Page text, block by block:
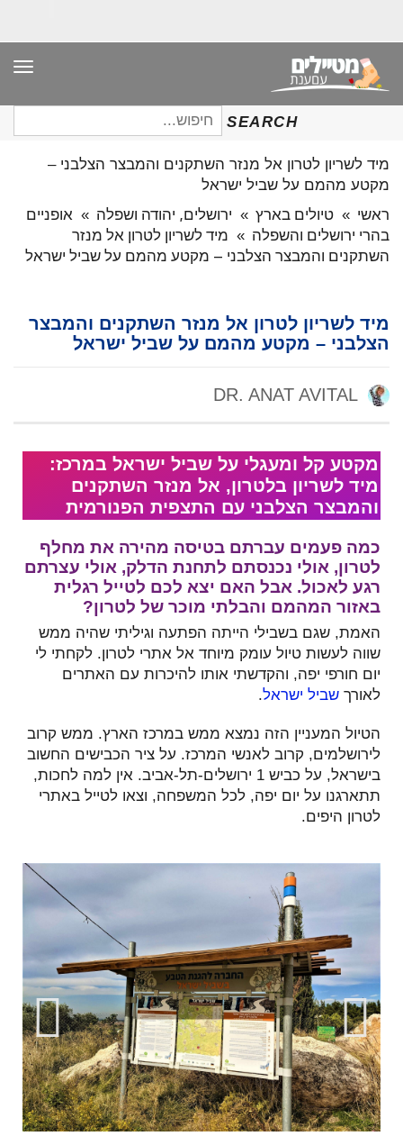
SEARCH
חיפוש
עבור:
מיד לשריון לטרון אל מנזר השתקנים והמבצר הצלבני –
מקטע מהמם על שביל ישראל
ראשי » טיולים בארץ » ירושלים, יהודה ושפלה » אופניים
בהרי ירושלים והשפלה » מיד לשריון לטרון אל מנזר
השתקנים והמבצר הצלבני – מקטע מהמם על שביל ישראל
מיד לשריון לטרון אל מנזר השתקנים והמבצר
הצלבני – מקטע מהמם על שביל ישראל
מקטע קל ומעגלי על שביל ישראל במרכז:
מיד לשריון בלטרון, אל מנזר השתקנים
והמבצר הצלבני עם התצפית הפנורמית
כמה פעמים עברתם בטיסה מהירה את מחלף
לטרון, אולי נכנסתם לתחנת הדלק, אולי עצרתם
רגע לאכול. אבל האם יצא לכם לטייל רגלית
באזור המהמם והבלתי מוכר של לטרון?
האמת, שגם בשבילי הייתה הפתעה וגיליתי שהיה ממש
שווה לעשות טיול עומק מיוחד אל אתרי לטרון. לקחתי לי
יום חורפי יפה, והקדשתי אותו להיכרות עם האתרים
לאורך שביל ישראל.
הטיול המעניין הזה נמצא ממש במרכז הארץ. ממש קרוב
לירושלמים, קרוב לאנשי המרכז. על ציר הכבישים החשוב
בישראל, על כביש 1 ירושלים-תל-אביב. אין למה לחכות,
תתארגנו על יום יפה, לכל המשפחה, וצאו לטייל באתרי
לטרון היפים.